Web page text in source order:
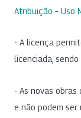
Atribuição – Uso
- A licença
licenciada,
- As novas
e não podem ser